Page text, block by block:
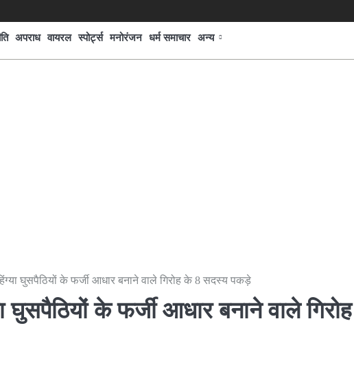
अपराध वायरल स्पोर्ट्स मनोरंजन धर्म समाचार अन्य
घुसपैठियों के फर्जी आधार बनाने वाले गिरोह के 8 सदस्य पकड़े
घुसपैठियों के फर्जी आधार बनाने वाले